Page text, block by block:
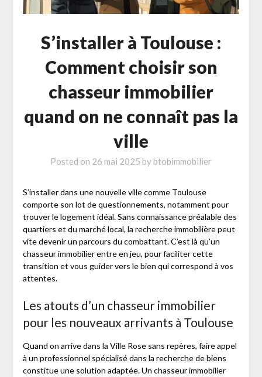
S’installer à Toulouse :
Comment choisir son
chasseur immobilier
quand on ne connaît pas la
ville
Posted on 26 mai 2025 by btobimmobilier
S’installer dans une nouvelle ville comme Toulouse
comporte son lot de questionnements, notamment pour
trouver le logement idéal. Sans connaissance préalable des
quartiers et du marché local, la recherche immobilière peut
vite devenir un parcours du combattant. C’est là qu’un
chasseur immobilier entre en jeu, pour faciliter cette
transition et vous guider vers le bien qui correspond à vos
attentes.
Les atouts d’un chasseur immobilier
pour les nouveaux arrivants à Toulouse
Quand on arrive dans la Ville Rose sans repères, faire appel
à un professionnel spécialisé dans la recherche de biens
constitue une solution adaptée. Un chasseur immobilier